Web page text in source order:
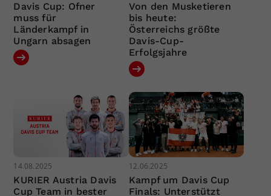
Davis Cup: Ofner
muss für
Länderkampf in
Ungarn absagen
Von den Musketieren
bis heute:
Österreichs größte
Davis-Cup-
Erfolgsjahre
14.08.2025
KURIER Austria Davis
Cup Team in bester
12.06.2025
Kampf um Davis Cup
Finals: Unterstützt